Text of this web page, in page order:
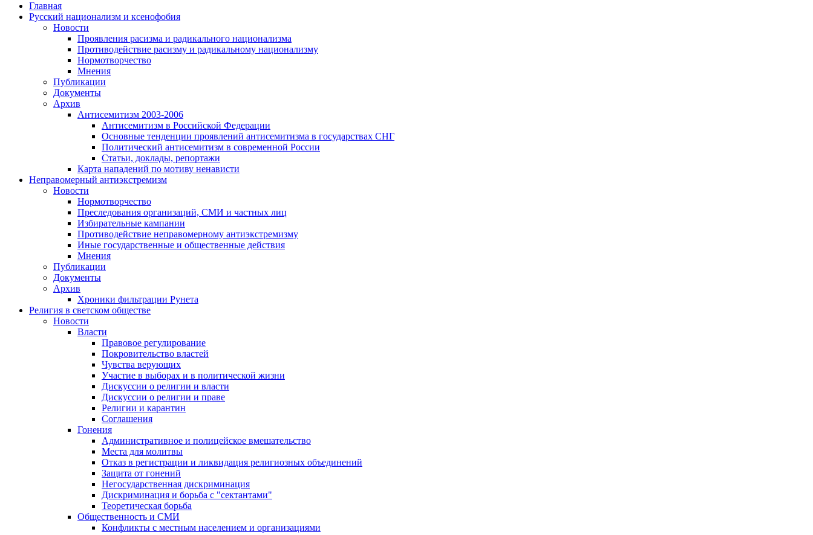
Главная
Русский национализм и ксенофобия
Новости
Проявления расизма и радикального национализма
Противодействие расизму и радикальному национализму
Нормотворчество
Мнения
Публикации
Документы
Архив
Антисемитизм 2003-2006
Антисемитизм в Российской Федерации
Основные тенденции проявлений антисемитизма в государствах СНГ
Политический антисемитизм в современной России
Статьи, доклады, репортажи
Карта нападений по мотиву ненависти
Неправомерный антиэкстремизм
Новости
Нормотворчество
Преследования организаций, СМИ и частных лиц
Избирательные кампании
Противодействие неправомерному антиэкстремизму
Иные государственные и общественные действия
Мнения
Публикации
Документы
Архив
Хроники фильтрации Рунета
Религия в светском обществе
Новости
Власти
Правовое регулирование
Покровительство властей
Чувства верующих
Участие в выборах и в политической жизни
Дискуссии о религии и власти
Дискуссии о религии и праве
Религии и карантин
Соглашения
Гонения
Административное и полицейское вмешательство
Места для молитвы
Отказ в регистрации и ликвидация религиозных объединений
Защита от гонений
Негосударственная дискриминация
Дискриминация и борьба с "сектантами"
Теоретическая борьба
Общественность и СМИ
Конфликты с местным населением и организациями